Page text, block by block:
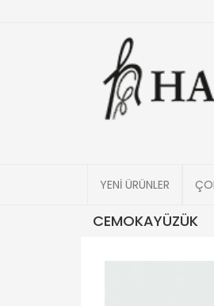
YENİ ÜRÜNLER
CEMOKAYÜZÜK